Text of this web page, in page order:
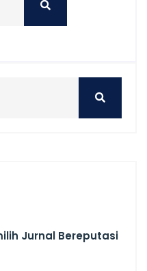
Jurnal Bereputasi